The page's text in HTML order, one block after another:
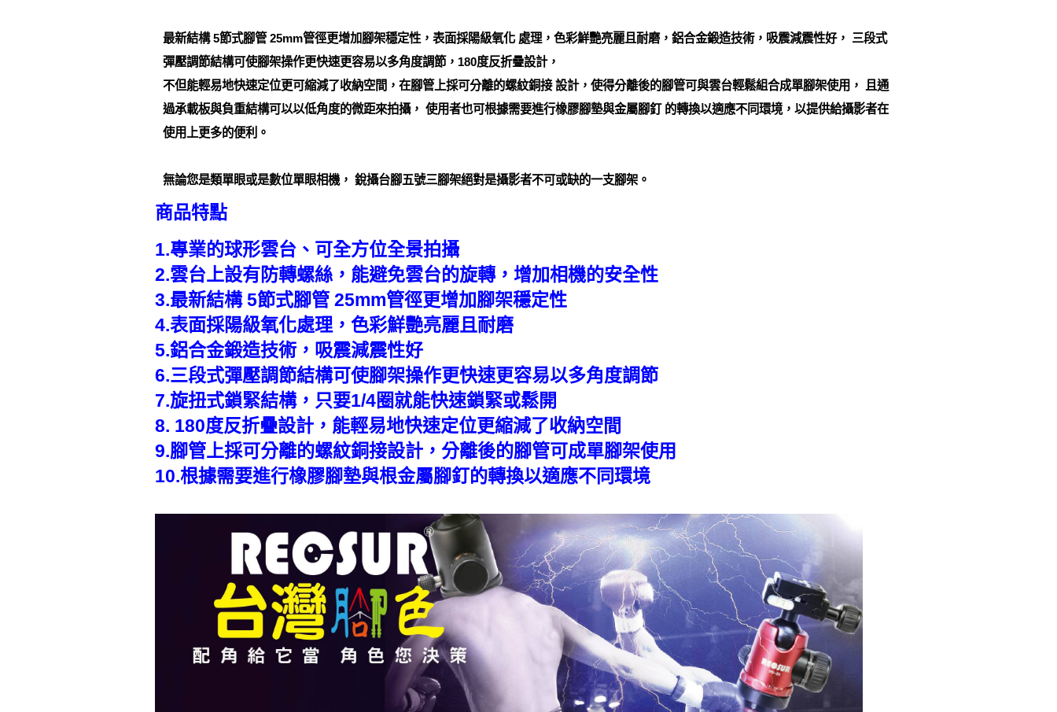
最新結構 5節式腳管 25mm管徑更增加腳架穩定性，表面採陽級氧化 處理，色彩鮮艷亮麗且耐磨，鋁合金鍛造技術，吸震減震性好， 三段式
彈壓調節結構可使腳架操作更快速更容易以多角度調節，180度反折疊設計，
不但能輕易地快速定位更可縮減了收納空間，在腳管上採可分離的螺紋銅接 設計，使得分離後的腳管可與雲台輕鬆組合成單腳架使用， 且通
過承載板與負重結構可以以低角度的微距來拍攝， 使用者也可根據需要進行橡膠腳墊與金屬腳釘 的轉換以適應不同環境，以提供給攝影者在
使用上更多的便利。
無論您是類單眼或是數位單眼相機， 銳攝台腳五號三腳架絕對是攝影者不可或缺的一支腳架。
商品特點
1.專業的球形雲台、可全方位全景拍攝
2.雲台上設有防轉螺絲，能避免雲台的旋轉，增加相機的安全性
3.最新結構 5節式腳管 25mm管徑更增加腳架穩定性
4.表面採陽級氧化處理，色彩鮮艷亮麗且耐磨
5.鋁合金鍛造技術，吸震減震性好
6.三段式彈壓調節結構可使腳架操作更快速更容易以多角度調節
7.旋扭式鎖緊結構，只要1/4圈就能快速鎖緊或鬆開
8. 180度反折疊設計，能輕易地快速定位更縮減了收納空間
9.腳管上採可分離的螺紋銅接設計，分離後的腳管可成單腳架使用
10.根據需要進行橡膠腳墊與根金屬腳釘的轉換以適應不同環境